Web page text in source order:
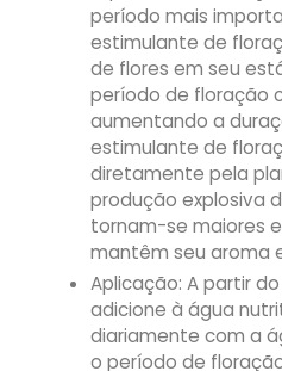
período mais
estimulante de
de flores em seu
período de floração
aumentando a
estimulante de
diretamente pela
produção explosiva
tornam-se maiores
mantêm seu aroma
Aplicação: A partir
adicione à água
diariamente com a
o período de